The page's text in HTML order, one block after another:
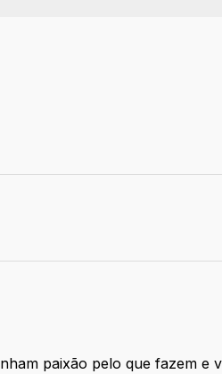
paixão pelo que fazem e